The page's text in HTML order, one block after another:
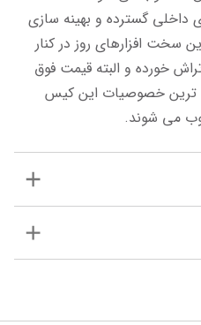
می شوند.